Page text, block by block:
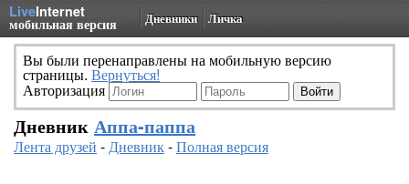
LiveInternet
мобильная версия Дневники Личка
Вы были перенаправлены на мобильную версию
страницы. Вернуться!
Авторизация
Дневник Аппа-паппа
Лента друзей -Дневник-Полная версия